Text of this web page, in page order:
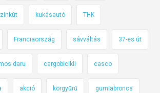
kukásautó THK
Franciaország sávváltás 37-es út
daru cargobicikli casco
akció körgyűrű gumiabroncs